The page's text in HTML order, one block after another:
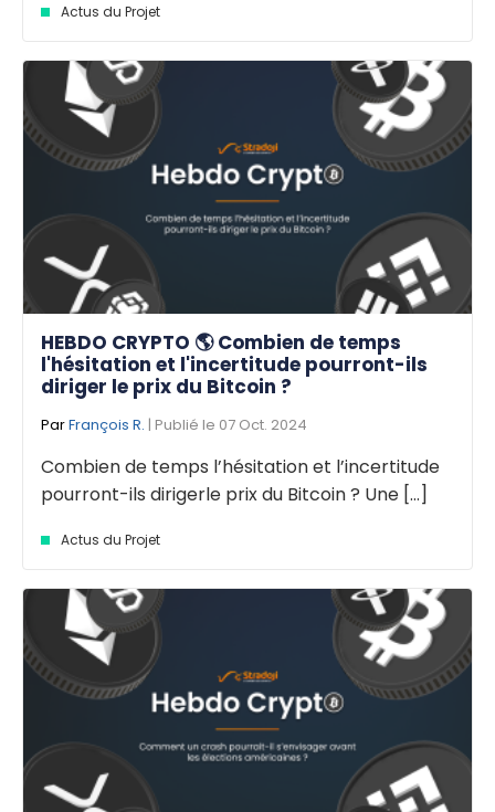
Actus du Projet
HEBDO CRYPTO 🌎 Combien de temps
l'hésitation et l'incertitude pourront-ils
diriger le prix du Bitcoin ?
ParFrançois R. | Publié le 07 Oct. 2024
Combien de temps l’hésitation et l’incertitude
pourront-ils dirigerle prix du Bitcoin ? Une [...]
Actus du Projet